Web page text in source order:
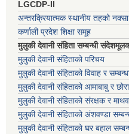
LGCDP-II
अन्तरक्रियात्मक स्थानीय तहको नक्सा
कर्णाली प्रदेश शिक्षा समूह
मुलुकी देवानी संहिता सम्बन्धी संदेशमूलक
मुलुकी देवानी संहिताको परिचय
मुलुकी देवानी संहिताको विवाह र
मुलुकी देवानी संहिताको आमाबाबु र
मुलुकी देवानी संहिताको संरक्षक र
मुलुकी देवानी संहिताको अंशवण्डा
मुलुकी देवानी संहिताको घर बहाल